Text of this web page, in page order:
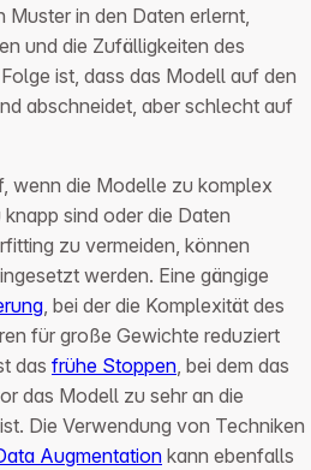
Muster in den Daten erlernt,
und die Zufälligkeiten des
ist, dass das Modell auf den
abschneidet, aber schlecht auf
wenn die Modelle zu komplex
sind oder die Daten
zu vermeiden, können
werden. Eine gängige
, bei der die Komplexität des
für große Gewichte reduziert
das frühe Stoppen, bei dem das
das Modell zu sehr an die
Die Verwendung von Techniken
Augmentation kann ebenfalls